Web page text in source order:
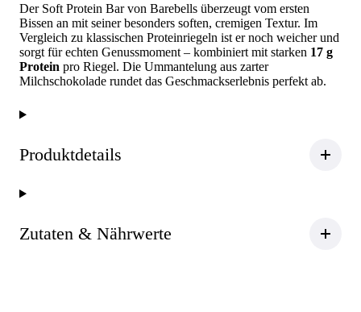
Der Soft Protein Bar von Barebells überzeugt vom ersten
Bissen an mit seiner besonders soften, cremigen Textur. Im
Vergleich zu klassischen Proteinriegeln ist er noch weicher und
sorgt für echten Genussmoment – kombiniert mit starken 17 g
Protein pro Riegel. Die Ummantelung aus zarter
Milchschokolade rundet das Geschmackserlebnis perfekt ab.
Produktdetails
Zutaten & Nährwerte